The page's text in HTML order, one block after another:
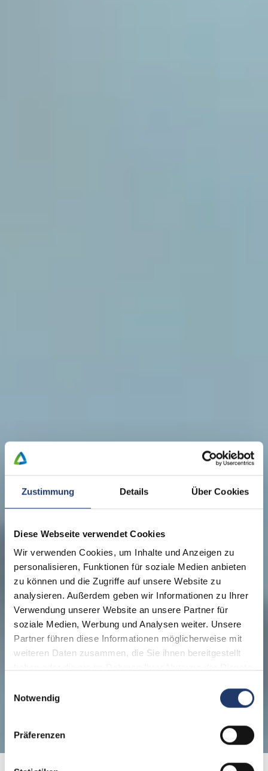
Zustimmung Details Über Cookies
Diese Webseite verwendet Cookies
Wir verwenden Cookies, um Inhalte und Anzeigen zu
personalisieren, Funktionen für soziale Medien anbieten
zu können und die Zugriffe auf unsere Website zu
analysieren. Außerdem geben wir Informationen zu Ihrer
Verwendung unserer Website an unsere Partner für
soziale Medien, Werbung und Analysen weiter. Unsere
Partner führen diese Informationen möglicherweise mit
weiteren Daten zusammen, die Sie ihnen bereitgestellt
Notwendig
Präferenzen